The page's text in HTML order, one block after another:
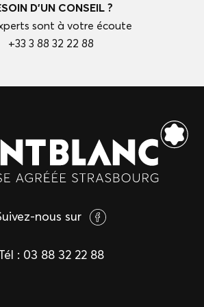
D'UN CONSEIL ?
sont à votre écoute
+33 3 88 32 22 88
nous sur
: 03 88 32 22 88